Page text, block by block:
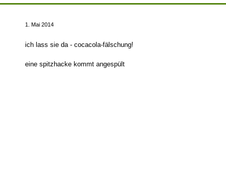
1. Mai 2014
ich lass sie da - cocacola-fälschung!
eine spitzhacke kommt angespült